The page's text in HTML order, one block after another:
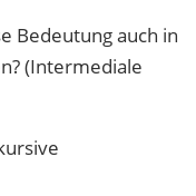
Bedeutung auch in
(Intermediale